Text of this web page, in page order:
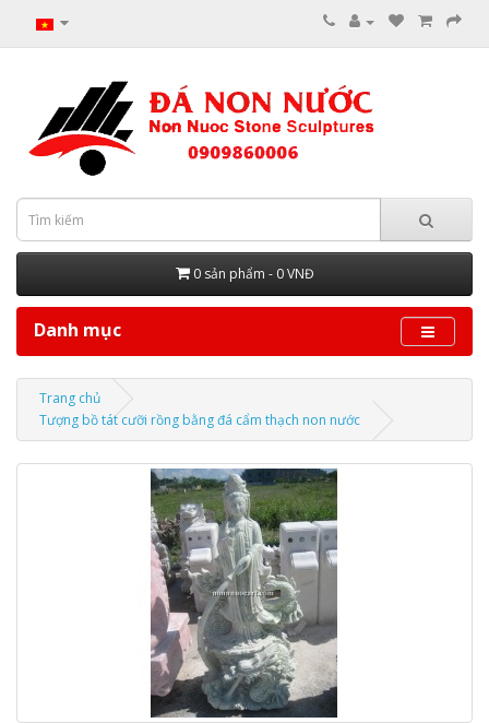
0 sản phẩm - 0 VNĐ
Danh mục
Trang chủ
Tượng bồ tát cưỡi rồng bằng đá cẩm thạch non nước